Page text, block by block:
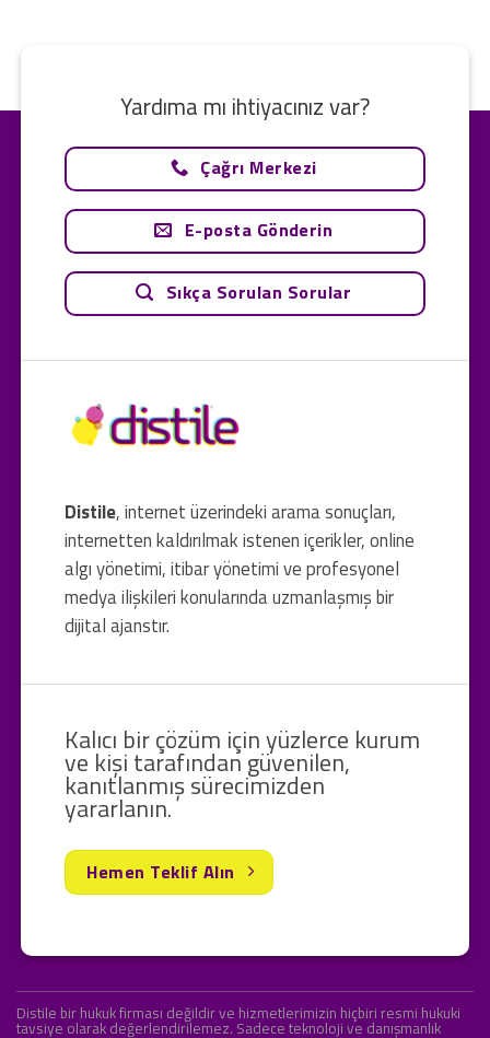
Distile, internet üzerindeki arama sonuçları,
internetten kaldırılmak istenen içerikler, online
algı yönetimi, itibar yönetimi ve profesyonel
medya ilişkileri konularında uzmanlaşmış bir
dijital ajanstır.
Yardıma mı ihtiyacınız var?
Çağrı Merkezi
E-posta Gönderin
Sıkça Sorulan Sorular
Kalıcı bir çözüm için yüzlerce kurum
ve kişi tarafından güvenilen,
kanıtlanmış sürecimizden
yararlanın.
Hemen Teklif Alın
Distile bir hukuk firması değildir ve hizmetlerimizin hiçbiri resmi hukuki
tavsiye olarak değerlendirilemez. Sadece teknoloji ve danışmanlık